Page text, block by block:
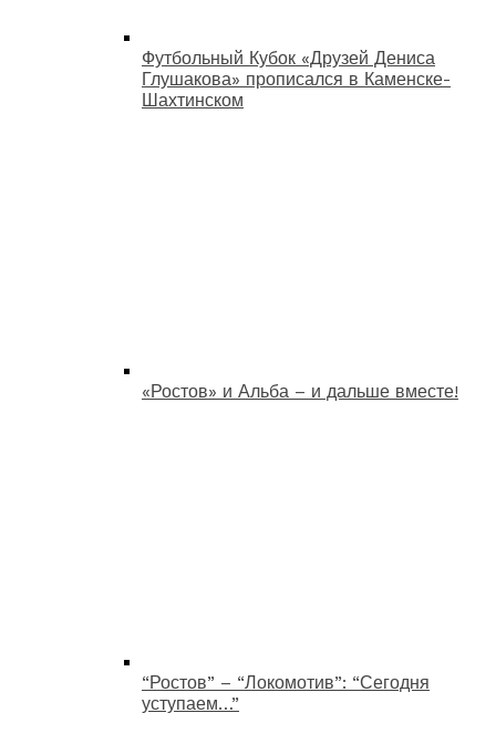
Футбольный Кубок «Друзей Дениса
Глушакова» прописался в Каменске-
Шахтинском
«Ростов» и Альба – и дальше вместе!
“Ростов” – “Локомотив”: “Сегодня
уступаем…”